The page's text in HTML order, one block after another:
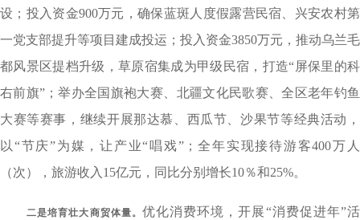
设；投入资金900万元，确保蓝斑人度假露营民宿、兴安农村第
一党支部提升等项目建成投运；投入资金3850万元，推动乌兰毛
都风景区提档升级，草原宿集成为甲级民宿，打造“屏保里的科
右前旗”；举办全国旗袍大赛、北疆文化民歌赛、全区老年钓鱼
大赛等赛事，继续开展那达慕、西瓜节、沙果节等经典活动，
以“节庆”为媒，让产业“唱戏”；全年实现接待游客400万人
（次），旅游收入15亿元，同比分别增长10％和25%。
二是培育壮大商贸体量。 优化消费环境，开展“消费促进年”活